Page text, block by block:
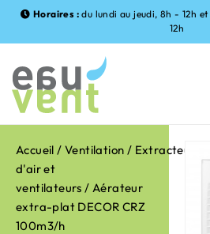
Horaires : du lundi au jeudi, 8h - 12h
12h
Accueil /Ventilation / Extracteurs
d'air et
ventilateurs / Aérateur
extra-plat DECOR CRZ
100m3/h